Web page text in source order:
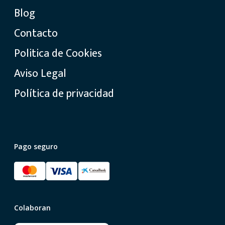
Blog
Contacto
Politica de Cookies
Aviso Legal
Política de privacidad
Pago seguro
Colaboran